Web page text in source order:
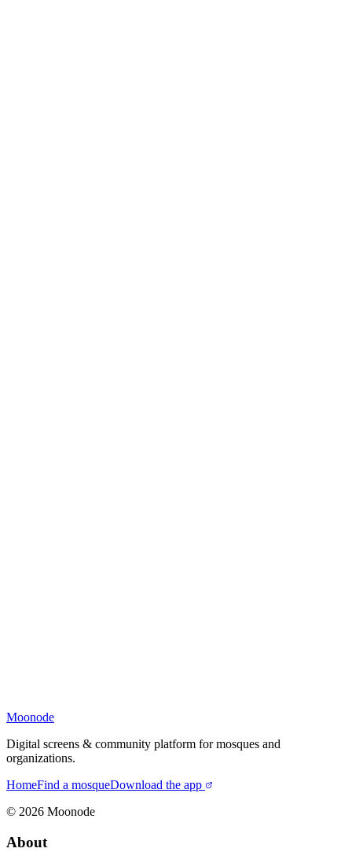
Moonode
Digital screens & community platform for mosques and
organizations.
HomeFind a mosqueDownload the app
© 2026 Moonode
About